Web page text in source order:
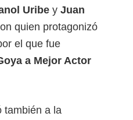
Uribe y Juan
quien protagonizó
el que fue
a Mejor Actor
también a la